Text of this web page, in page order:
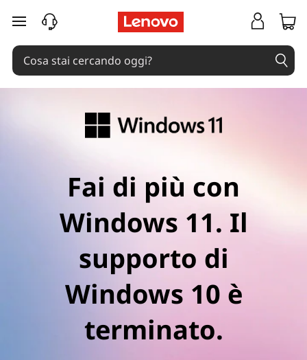
passa a contenuto principale
Fai di più con
Windows 11. Il
supporto di
Windows 10 è
terminato.